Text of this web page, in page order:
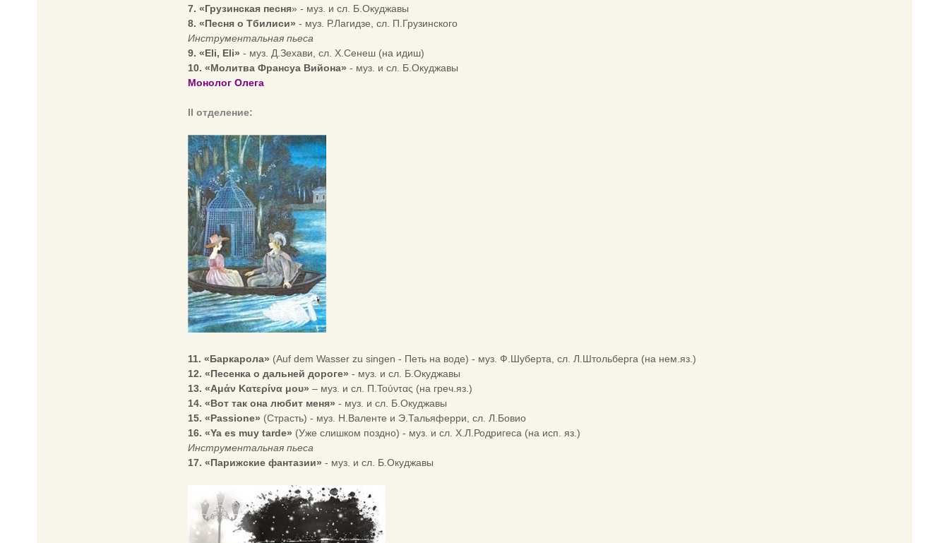
7. «Грузинская песня» - муз. и сл. Б.Окуджавы
8. «Песня о Тбилиси» - муз. Р.Лагидзе, сл. П.Грузинского
Инструментальная пьеса
9. «Eli, Eli» - муз. Д.Зехави, сл. Х.Сенеш (на идиш)
10. «Молитва Франсуа Вийона» - муз. и сл. Б.Окуджавы
Монолог Олега
II отделение:
11. «Баркарола» (Аuf dem Wasser zu singen - Петь на воде) - муз. Ф.Шуберта, сл. Л.Штольберга (на нем.яз.)
12. «Песенка о дальней дороге» - муз. и сл. Б.Окуджавы
13. «Αμάν Κατερίνα μου» – муз. и сл. Π.Τούντας (на греч.яз.)
14. «Вот так она любит меня» - муз. и сл. Б.Окуджавы
15. «Passione» (Страсть) - муз. Н.Валенте и Э.Тальяферри, сл. Л.Бовио
16. «Ya es muy tarde» (Уже слишком поздно) - муз. и сл. Х.Л.Родригеса (на исп. яз.)
Инструментальная пьеса
17. «Парижские фантазии» - муз. и сл. Б.Окуджавы